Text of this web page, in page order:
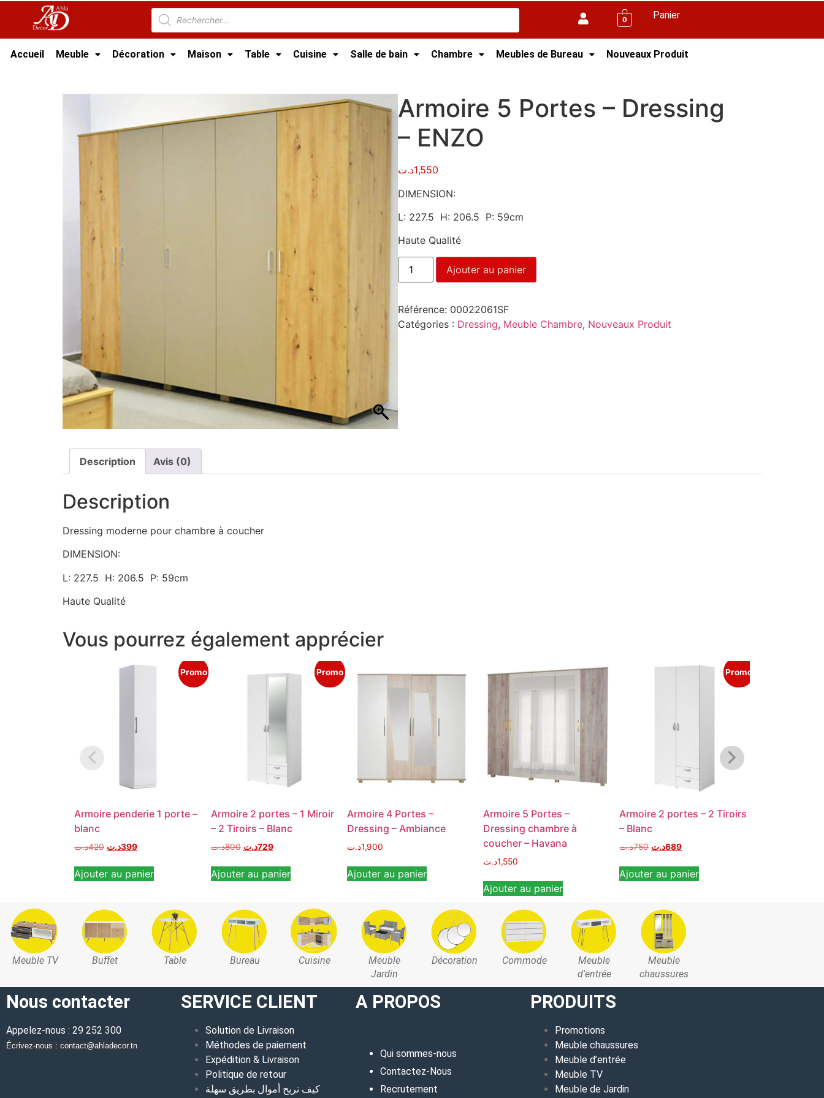
0 Panier
Accueil Meuble Décoration Maison Table Cuisine Salle de bain Chambre Meubles de Bureau Nouveaux Produit
Armoire 5 Portes – Dressing
– ENZO
1,550د.ت
DIMENSION:
L: 227.5 H: 206.5 P: 59cm
Haute Qualité
Ajouter au panier
Référence: 00022061SF
Catégories : Dressing, Meuble Chambre, Nouveaux Produit
Description Avis (0)
Description
Dressing moderne pour chambre à coucher
DIMENSION:
L: 227.5 H: 206.5 P: 59cm
Haute Qualité
Vous pourrez également apprécier
Promo
Armoire penderie 1 porte –
blanc
420د.ت 399د.ت
Ajouter au panier
Promo
Armoire 2 portes – 1 Miroir
– 2 Tiroirs – Blanc
800د.ت 729د.ت
Ajouter au panier
Armoire 4 Portes –
Dressing – Ambiance
1,900د.ت
Ajouter au panier
Armoire 5 Portes –
Dressing chambre à
coucher – Havana
1,550د.ت
Ajouter au panier
Promo
Armoire 2 portes – 2 Tiroirs
– Blanc
750د.ت 689د.ت
Ajouter au panier
Meuble TV Buffet Table Bureau Cuisine
Meuble
Jardin
Décoration Commode
Meuble
d'entrée
Meuble
chaussures
Nous contacter
Appelez-nous : 29 252 300
Écrivez-nous : contact@ahladecor.tn
SERVICE CLIENT
Solution de Livraison
Méthodes de paiement
Expédition & Livraison
Politique de retour
كيف تربح أموال بطريق سهلة
A PROPOS
Qui sommes-nous
Contactez-Nous
Recrutement
PRODUITS
Promotions
Meuble chaussures
Meuble d’entrée
Meuble TV
Meuble de Jardin